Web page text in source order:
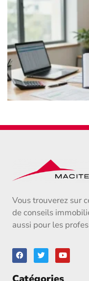
Vous trouverez sur
de conseils
aussi pour les